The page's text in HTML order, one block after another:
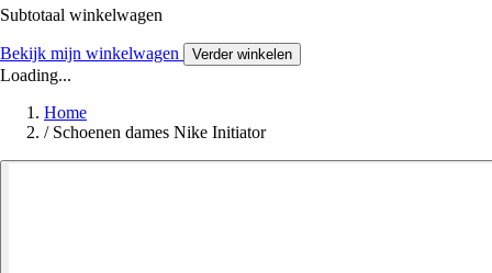
Subtotaal winkelwagen
Bekijk mijn winkelwagen Verder winkelen
Loading...
Home
/ Schoenen dames Nike Initiator